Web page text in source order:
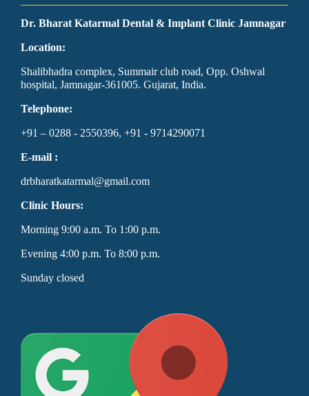
Dr. Bharat Katarmal Dental & Implant Clinic Jamnagar
Location:
Shalibhadra complex, Summair club road, Opp. Oshwal
hospital, Jamnagar-361005. Gujarat, India.
Telephone:
+91 – 0288 - 2550396, +91 - 9714290071
E-mail :
drbharatkatarmal@gmail.com
Clinic Hours:
Morning 9:00 a.m. To 1:00 p.m.
Evening 4:00 p.m. To 8:00 p.m.
Sunday closed